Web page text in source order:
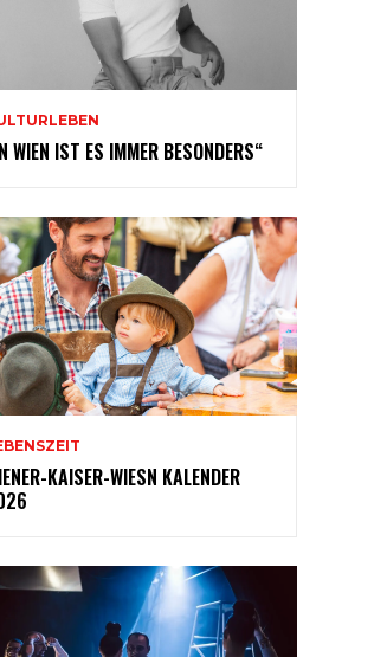
WIEN IST ES IMMER BESONDERS“
KAISER-WIESN KALENDER